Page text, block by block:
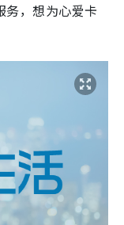
务，想为心爱卡